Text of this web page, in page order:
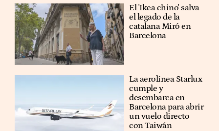
El 'Ikea chino' salva
el legado de la
catalana Miró en
Barcelona
La aerolínea Starlux
cumple y
desembarca en
Barcelona para abrir
un vuelo directo
con Taiwán